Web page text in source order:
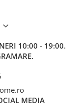
10:00 - 19:00.
MEDIA